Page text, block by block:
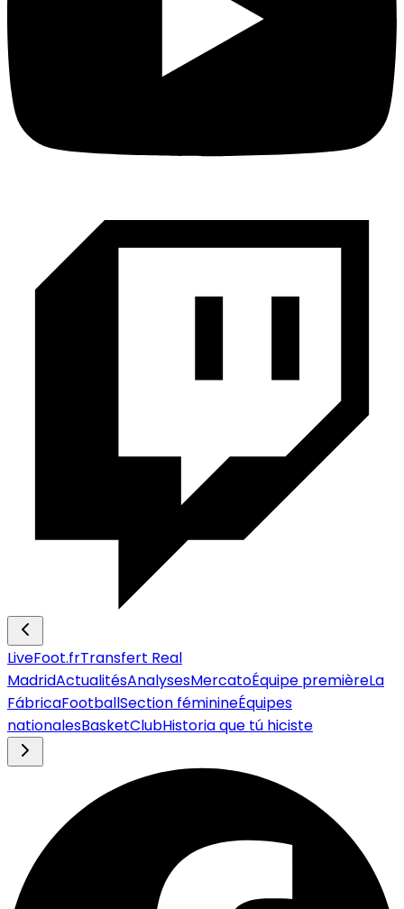
LiveFoot.frTransfert Real
MadridActualitésAnalysesMercatoÉquipe premièreLa
FábricaFootballSection féminineÉquipes
nationalesBasketClubHistoria que tú hiciste